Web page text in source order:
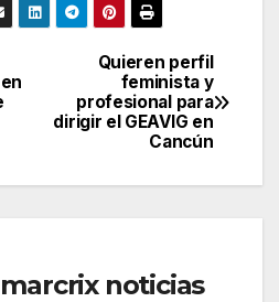
Quieren perfil
feminista y
profesional para
dirigir el GEAVIG en
Cancún
marcrix noticias